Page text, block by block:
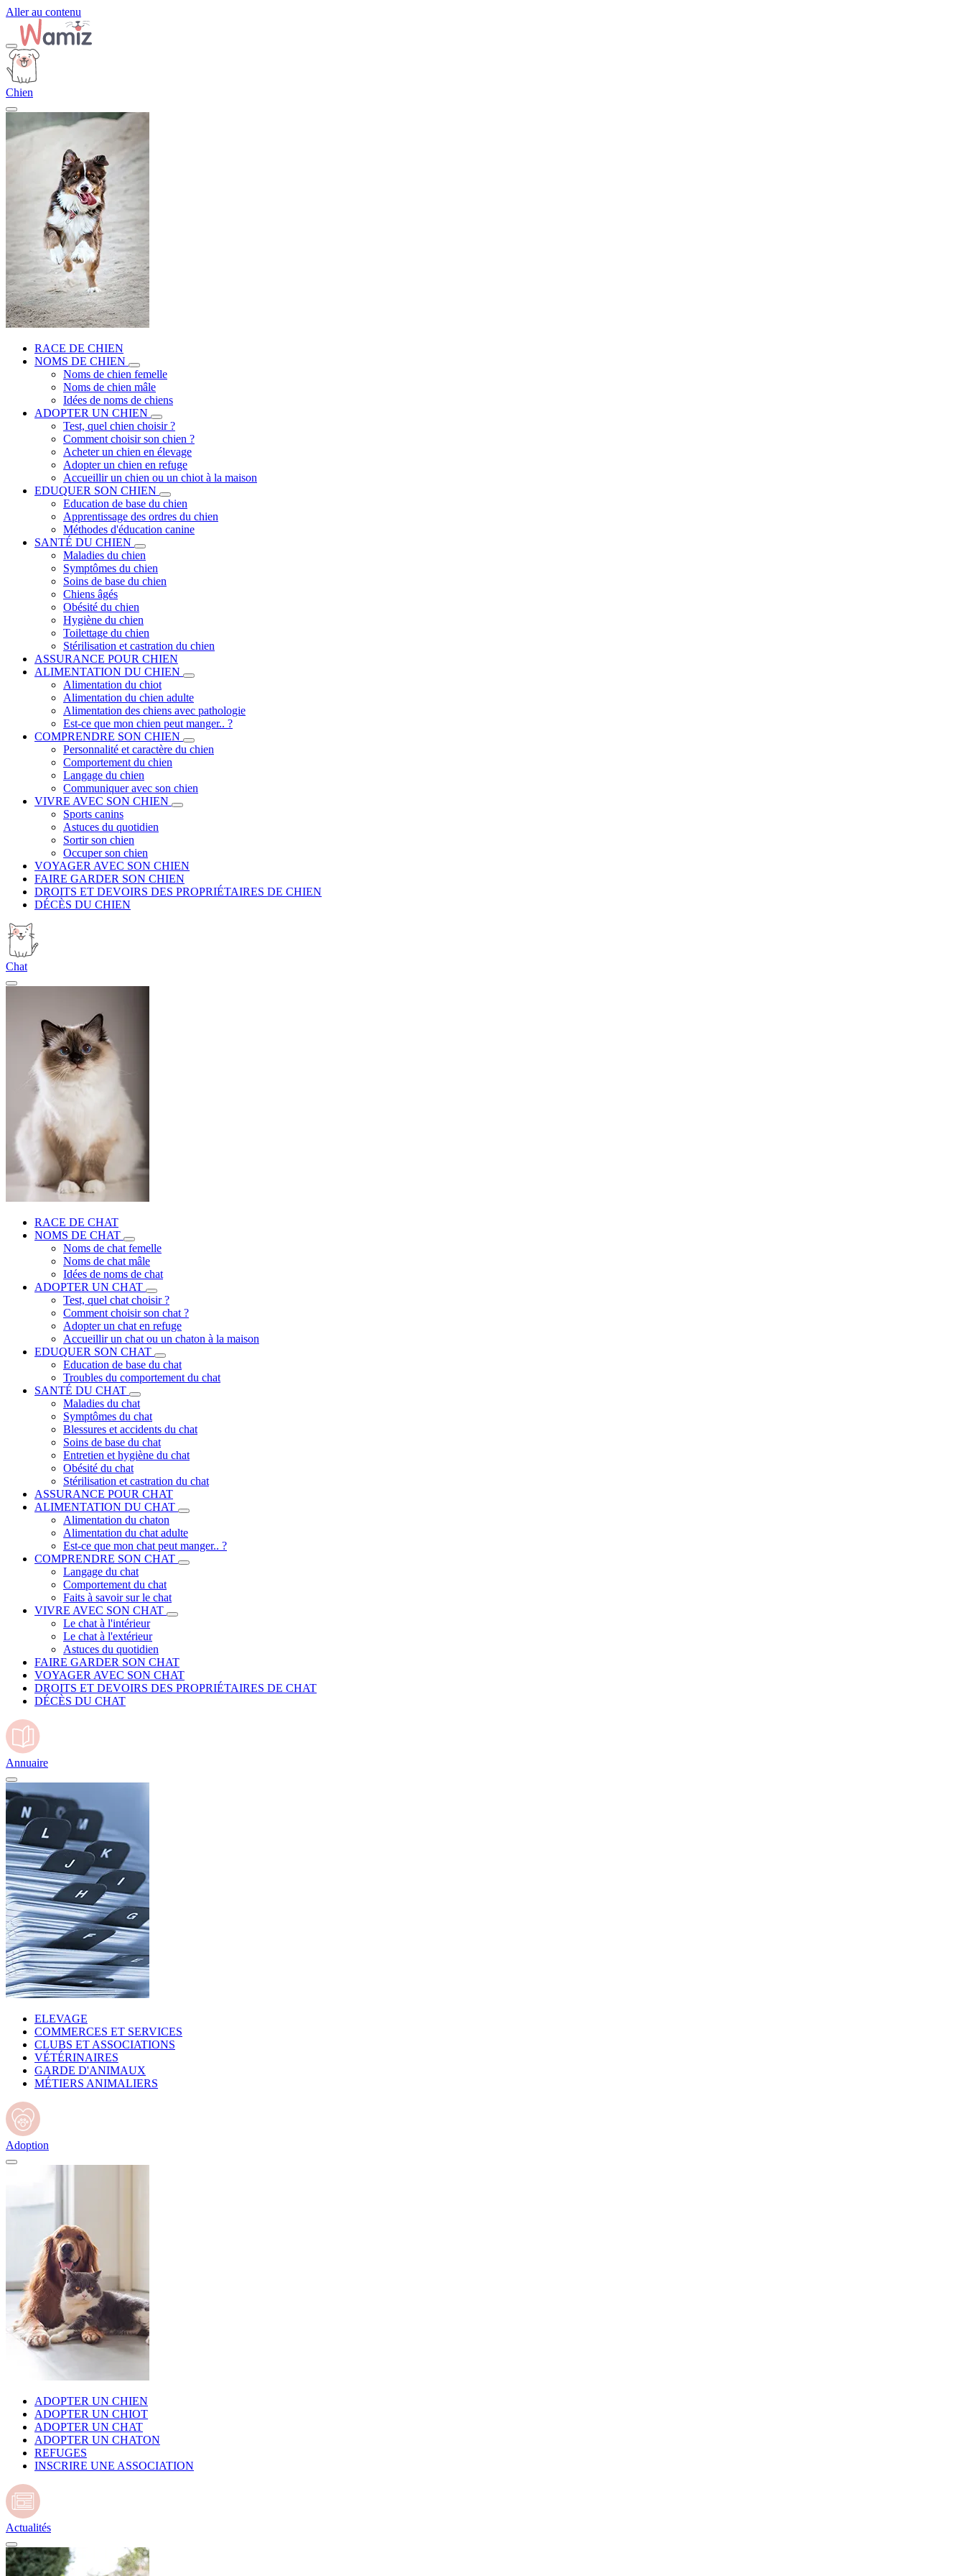
Aller au contenu
Chien
RACE DE CHIEN
NOMS DE CHIEN
Noms de chien femelle
Noms de chien mâle
Idées de noms de chiens
ADOPTER UN CHIEN
Test, quel chien choisir ?
Comment choisir son chien ?
Acheter un chien en élevage
Adopter un chien en refuge
Accueillir un chien ou un chiot à la maison
EDUQUER SON CHIEN
Education de base du chien
Apprentissage des ordres du chien
Méthodes d'éducation canine
SANTÉ DU CHIEN
Maladies du chien
Symptômes du chien
Soins de base du chien
Chiens âgés
Obésité du chien
Hygiène du chien
Toilettage du chien
Stérilisation et castration du chien
ASSURANCE POUR CHIEN
ALIMENTATION DU CHIEN
Alimentation du chiot
Alimentation du chien adulte
Alimentation des chiens avec pathologie
Est-ce que mon chien peut manger.. ?
COMPRENDRE SON CHIEN
Personnalité et caractère du chien
Comportement du chien
Langage du chien
Communiquer avec son chien
VIVRE AVEC SON CHIEN
Sports canins
Astuces du quotidien
Sortir son chien
Occuper son chien
VOYAGER AVEC SON CHIEN
FAIRE GARDER SON CHIEN
DROITS ET DEVOIRS DES PROPRIÉTAIRES DE CHIEN
DÉCÈS DU CHIEN
Chat
RACE DE CHAT
NOMS DE CHAT
Noms de chat femelle
Noms de chat mâle
Idées de noms de chat
ADOPTER UN CHAT
Test, quel chat choisir ?
Comment choisir son chat ?
Adopter un chat en refuge
Accueillir un chat ou un chaton à la maison
EDUQUER SON CHAT
Education de base du chat
Troubles du comportement du chat
SANTÉ DU CHAT
Maladies du chat
Symptômes du chat
Blessures et accidents du chat
Soins de base du chat
Entretien et hygiène du chat
Obésité du chat
Stérilisation et castration du chat
ASSURANCE POUR CHAT
ALIMENTATION DU CHAT
Alimentation du chaton
Alimentation du chat adulte
Est-ce que mon chat peut manger.. ?
COMPRENDRE SON CHAT
Langage du chat
Comportement du chat
Faits à savoir sur le chat
VIVRE AVEC SON CHAT
Le chat à l'intérieur
Le chat à l'extérieur
Astuces du quotidien
FAIRE GARDER SON CHAT
VOYAGER AVEC SON CHAT
DROITS ET DEVOIRS DES PROPRIÉTAIRES DE CHAT
DÉCÈS DU CHAT
Annuaire
ELEVAGE
COMMERCES ET SERVICES
CLUBS ET ASSOCIATIONS
VÉTÉRINAIRES
GARDE D'ANIMAUX
MÉTIERS ANIMALIERS
Adoption
ADOPTER UN CHIEN
ADOPTER UN CHIOT
ADOPTER UN CHAT
ADOPTER UN CHATON
REFUGES
INSCRIRE UNE ASSOCIATION
Actualités